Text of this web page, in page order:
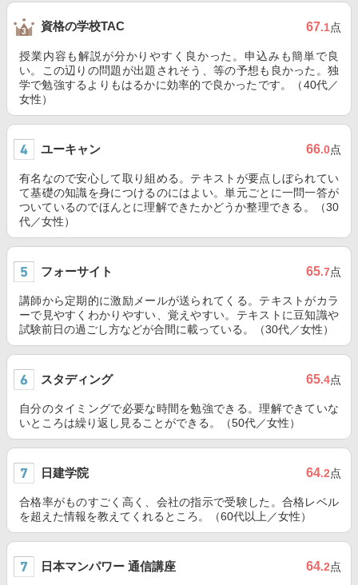
資格の学校TAC 67.1点
授業内容も解説が分かりやすく良かった。申込みも簡単で良
い。この辺りの問題が出題されそう、等の予想も良かった。独
学で勉強するよりもはるかに効率的で良かったです。（40代／
女性）
ユーキャン 66.0点
有名なので安心して取り組める。テキストが要点しぼられてい
て基礎の知識を身につけるのにはよい。単元ごとに一問一答が
ついているのでほんとに理解できたかどうか整理できる。（30
代／女性）
フォーサイト 65.7点
講師から定期的に激励メールが送られてくる。テキストがカラ
ーで見やすくわかりやすい、覚えやすい。テキストに豆知識や
試験前日の過ごし方などが合間に載っている。（30代／女性）
スタディング 65.4点
自分のタイミングで必要な時間を勉強できる。理解できていな
いところは繰り返し見ることができる。（50代／女性）
日建学院 64.2点
合格率がものすごく高く、会社の指示で受験した。合格レベル
を超えた情報を教えてくれるところ。（60代以上／女性）
日本マンパワー 通信講座 64.2点